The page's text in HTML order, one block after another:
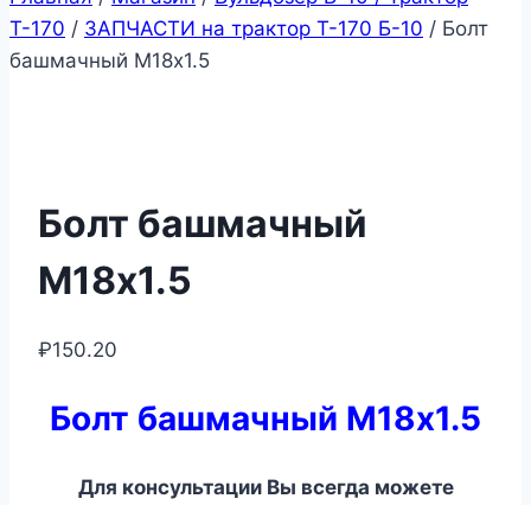
Т-170 / ЗАПЧАСТИ на трактор Т-170 Б-10 / Болт
башмачный М18х1.5
Болт башмачный
М18х1.5
₽150.20
Болт башмачный М18х1.5
Для консультации Вы всегда можете